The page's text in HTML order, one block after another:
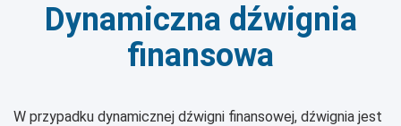
Dynamiczna dźwignia
finansowa
W przypadku dynamicznej dźwigni finansowej, dźwignia jest